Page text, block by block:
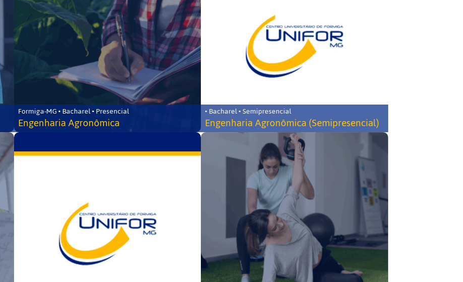
Formiga-MG • Bacharel • Presencial
Engenharia Agronômica
• Bacharel • Semipresencial
Engenharia Agronômica (Semipresencial)